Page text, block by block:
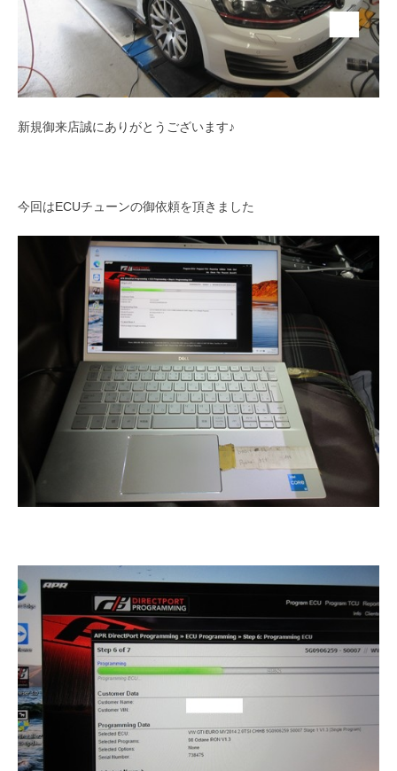
新規御来店誠にありがとうございます♪
今回はECUチューンの御依頼を頂きました